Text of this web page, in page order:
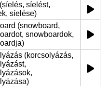
síelést,
síelése)
(snowboard,
snowboardok,
(korcsolyázás,